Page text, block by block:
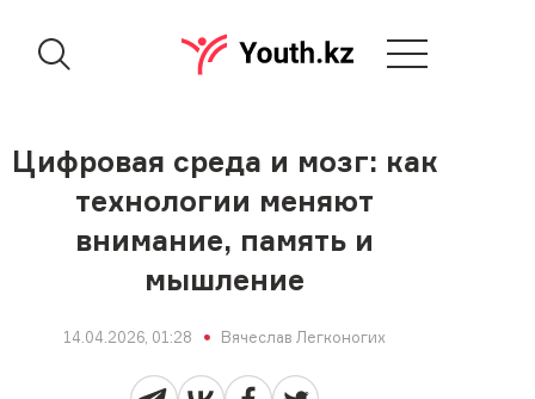
Цифровая среда и мозг: как
технологии меняют
внимание, память и
мышление
14.04.2026, 01:28 Вячеслав Легконогих